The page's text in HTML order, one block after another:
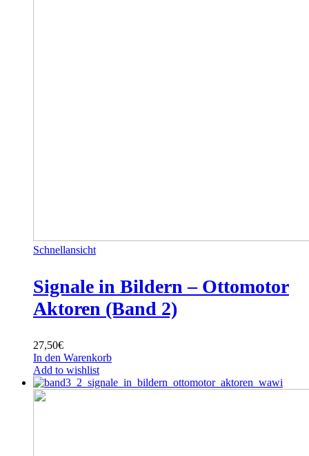
Schnellansicht
Signale in Bildern – Ottomotor
Aktoren (Band 2)
27,50€
In den Warenkorb
Add to wishlist